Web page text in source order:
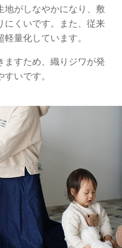
地がしなやかになり、敷
にくいです。また、従来
量化しています。
すため、織りジワが発
いです。